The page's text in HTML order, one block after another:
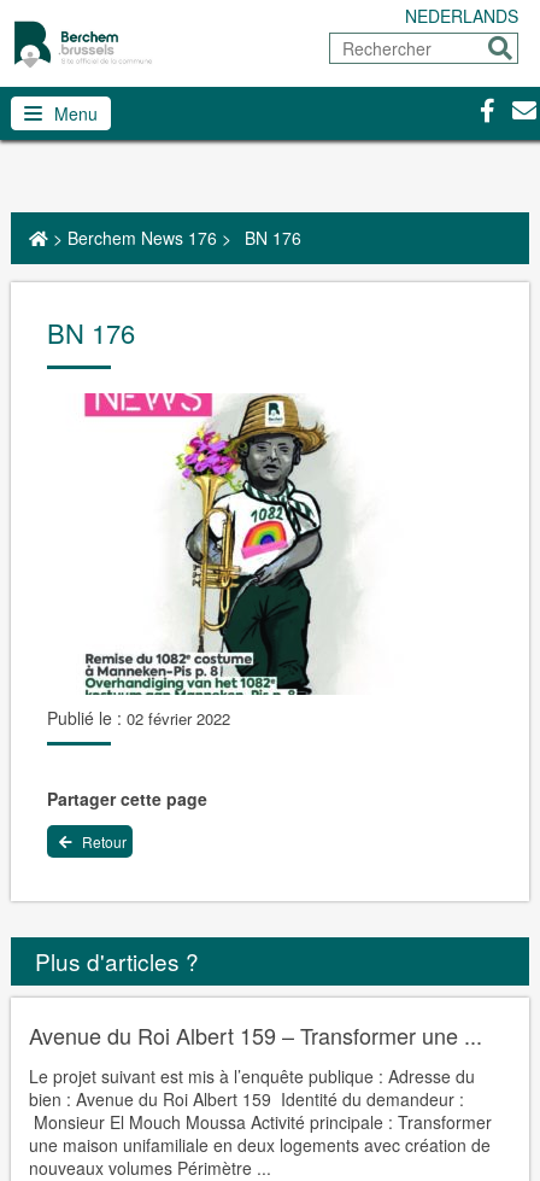
NEDERLANDS
Rechercher
Menu
> Berchem News 176> BN 176
BN 176
Publié le : 02 février 2022
Partager cette page
Retour
Plus d'articles ?
Avenue du Roi Albert 159 – Transformer une ...
Le projet suivant est mis à l’enquête publique : Adresse du
bien : Avenue du Roi Albert 159 Identité du demandeur :
Monsieur El Mouch Moussa Activité principale : Transformer
une maison unifamiliale en deux logements avec création de
nouveaux volumes Périmètre ...